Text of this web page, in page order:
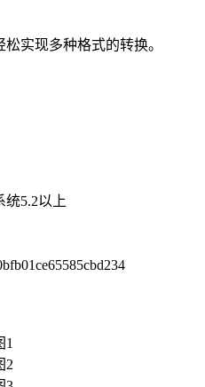
实现多种格式的转换。
统5.2以上